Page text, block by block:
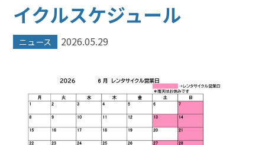
イクルスケジュール
ニュース 2026.05.29